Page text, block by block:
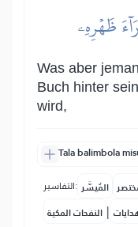
ظَهۡرِهِۦ
Was aber
Buch hinter
wird,
Tala balimbola
التفاسير: المُيسَّر
النفحات المكية |